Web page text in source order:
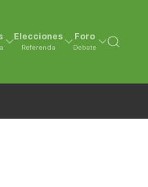
Elecciones
Referenda
Foro
Debate